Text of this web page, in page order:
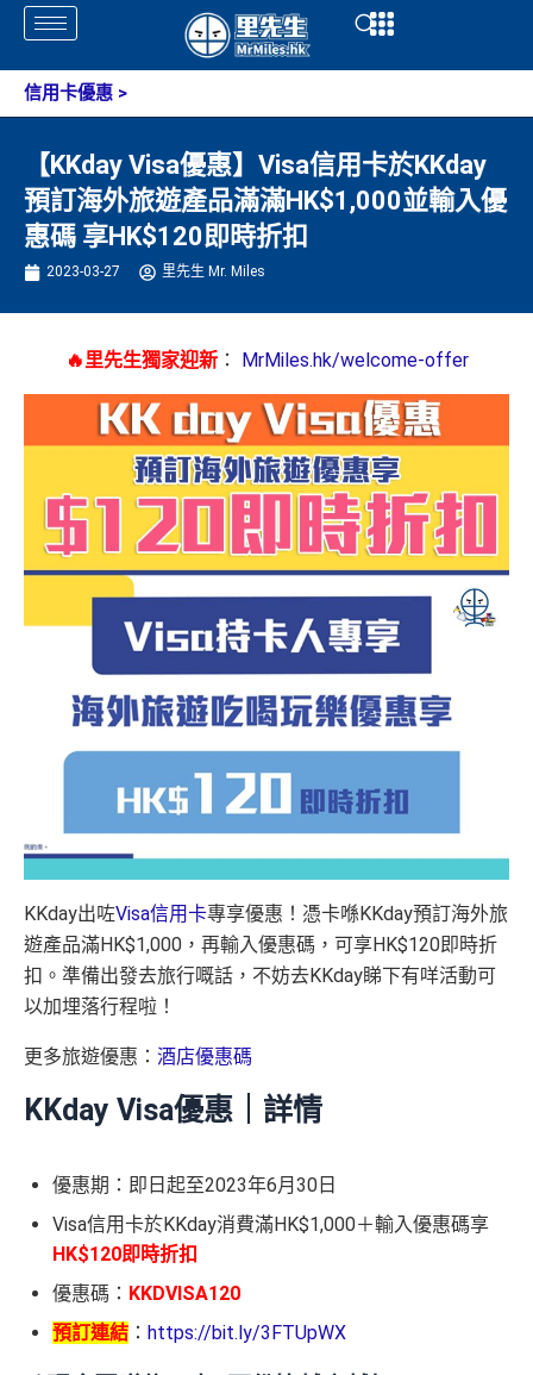
Skip
content
Open
信用卡優惠 >
【KKday Visa優惠】Visa信用卡於KKday
預訂海外旅遊產品滿滿HK$1,000並輸入優
惠碼 享HK$120即時折扣
2023-03-27 里先生 Mr. Miles
🔥里先生獨家迎新： MrMiles.hk/welcome-offer
KKday出咗Visa信用卡專享優惠！憑卡喺KKday預訂海外旅
遊產品滿HK$1,000，再輸入優惠碼，可享HK$120即時折
扣。準備出發去旅行嘅話，不妨去KKday睇下有咩活動可
以加埋落行程啦！
更多旅遊優惠： 酒店優惠碼
KKday Visa優惠｜詳情
優惠期：即日起至2023年6月30日
Visa信用卡於KKday消費滿HK$1,000＋輸入優惠碼享
HK$120即時折扣
優惠碼： KKDVISA120
預訂連結 ： https://bit.ly/3FTUpWX